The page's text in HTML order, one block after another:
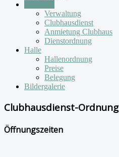
Verwaltung
Clubhausdienst
Anmietung Clubhaus
Dienstordnung
Halle
Hallenordnung
Preise
Belegung
Bildergalerie
Clubhausdienst-Ordnung
Öffnungszeiten